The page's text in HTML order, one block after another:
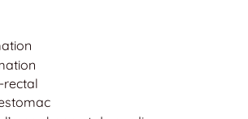
rectal